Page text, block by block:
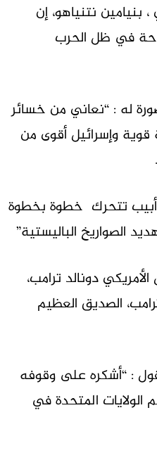
بنيامين نتنياهو، إن
في ظل الحرب
له : “نعاني من خسائر
قوية وإسرائيل أقوى من
أبيب تتحرك خطوة بخطوة
الصواريخ الباليستية”
دونالد ترامب،
الصديق العظيم
: “أشكره على وقوفه
الولايات المتحدة في